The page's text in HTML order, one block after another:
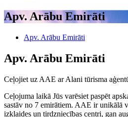
Apv. Arābu Emirāti
Apv. Arābu Emirāti
Apv. Arābu Emirāti
Ceļojiet uz AAE ar Alani tūrisma
Ceļojuma laikā Jūs varēsiet paspēt
sastāv no 7 emirātiem. AAE ir unikālā
izklaides un tirdzniecības centri, gan